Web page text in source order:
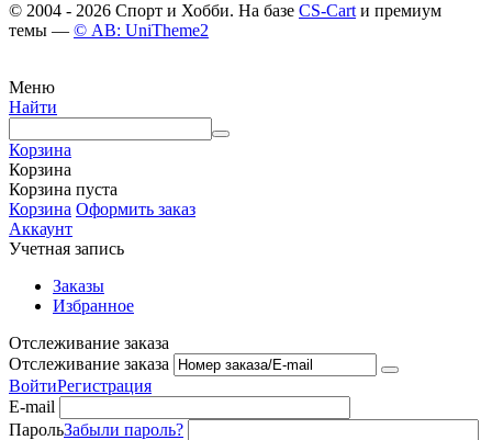
© 2004 - 2026 Спорт и Хобби. На базе CS-Cartи премиум
темы — © AB: UniTheme2
Меню
Найти
Корзина
Корзина
Корзина пуста
Корзина Оформить заказ
Аккаунт
Учетная запись
Заказы
Избранное
Отслеживание заказа
Отслеживание заказа
ВойтиРегистрация
E-mail
ПарольЗабыли пароль?